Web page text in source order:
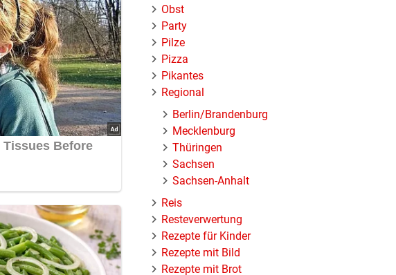
Obst
Party
Pilze
Pizza
Pikantes
Regional
Berlin/Brandenburg
Mecklenburg
Thüringen
Sachsen
Sachsen-Anhalt
Reis
Resteverwertung
Rezepte für Kinder
Rezepte mit Bild
Rezepte mit Brot